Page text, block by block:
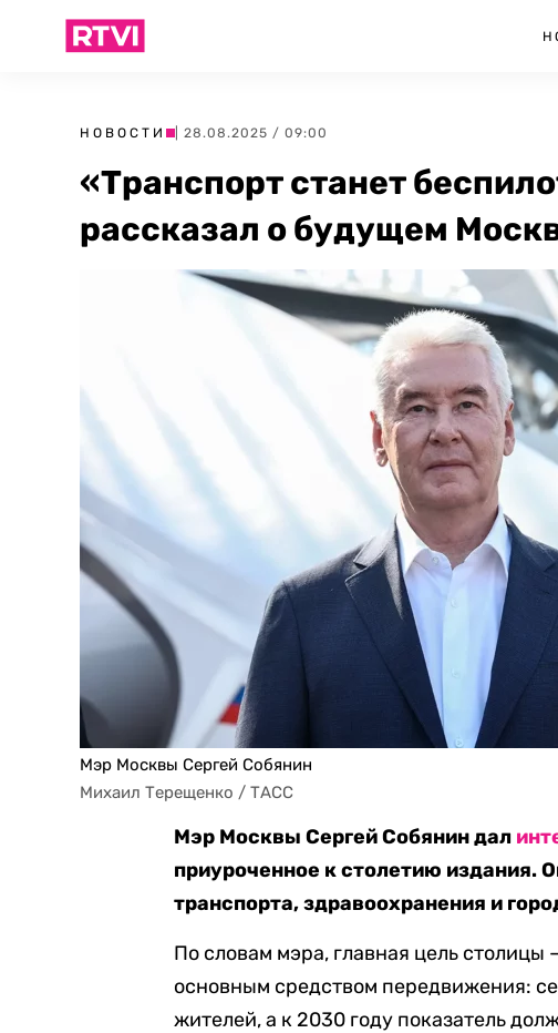
НОВОСТИ | 28.08.2025 / 09:00
«Транспорт станет
рассказал о будущем
Мэр Москвы Сергей Собянин
Михаил Терещенко / ТАСС
Мэр Москвы Сергей Собянин дал
приуроченное к столетию издания.
транспорта, здравоохранения и
По словам мэра, главная цель
основным средством передвижения:
жителей, а к 2030 году показатель